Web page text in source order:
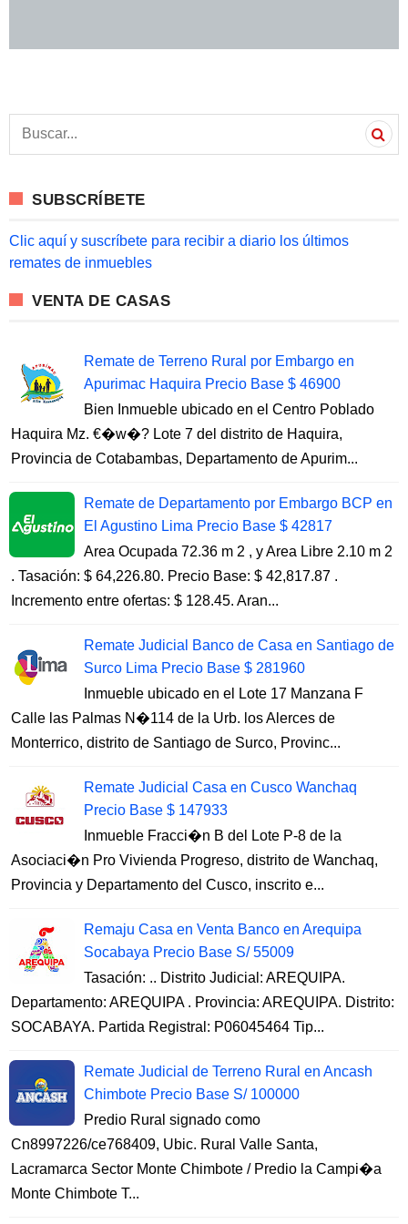
a
h
o
:
SUBSCRÍBETE
Clic aquí y suscríbete para recibir a diario los últimos
remates de inmuebles
VENTA DE CASAS
Remate de Terreno Rural por Embargo en
Apurimac Haquira Precio Base $ 46900
Bien Inmueble ubicado en el Centro Poblado
Haquira Mz. €�w�? Lote 7 del distrito de Haquira,
Provincia de Cotabambas, Departamento de Apurim...
Remate de Departamento por Embargo BCP en
El Agustino Lima Precio Base $ 42817
Area Ocupada 72.36 m 2 , y Area Libre 2.10 m 2
. Tasación: $ 64,226.80. Precio Base: $ 42,817.87 .
Incremento entre ofertas: $ 128.45. Aran...
Remate Judicial Banco de Casa en Santiago de
Surco Lima Precio Base $ 281960
Inmueble ubicado en el Lote 17 Manzana F
Calle las Palmas N�114 de la Urb. los Alerces de
Monterrico, distrito de Santiago de Surco, Provinc...
Remate Judicial Casa en Cusco Wanchaq
Precio Base $ 147933
Inmueble Fracci�n B del Lote P-8 de la
Asociaci�n Pro Vivienda Progreso, distrito de Wanchaq,
Provincia y Departamento del Cusco, inscrito e...
Remaju Casa en Venta Banco en Arequipa
Socabaya Precio Base S/ 55009
Tasación: .. Distrito Judicial: AREQUIPA.
Departamento: AREQUIPA . Provincia: AREQUIPA. Distrito:
SOCABAYA. Partida Registral: P06045464 Tip...
Remate Judicial de Terreno Rural en Ancash
Chimbote Precio Base S/ 100000
Predio Rural signado como
Cn8997226/ce768409, Ubic. Rural Valle Santa,
Lacramarca Sector Monte Chimbote / Predio la Campi�a
Monte Chimbote T...